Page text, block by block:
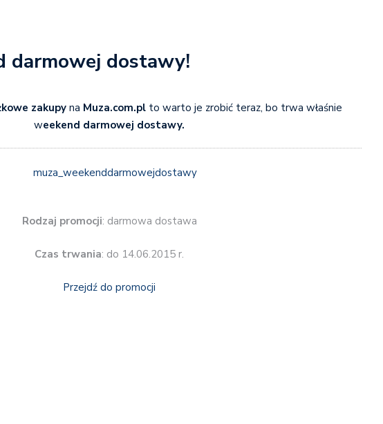
darmowej dostawy!
zakupyna Muza.com.plto warto je zrobić teraz, bo trwa właśnie
weekend darmowej dostawy.
Rodzaj promocji: darmowa dostawa
Czas trwania: do 14.06.2015 r.
Przejdź do promocji